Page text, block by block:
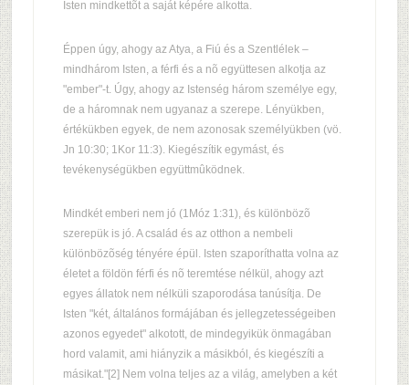
Isten mindkettõt a saját képére alkotta.
Éppen úgy, ahogy az Atya, a Fiú és a Szentlélek –
mindhárom Isten, a férfi és a nõ együttesen alkotja az
"ember"-t. Úgy, ahogy az Istenség három személye egy,
de a háromnak nem ugyanaz a szerepe. Lényükben,
értékükben egyek, de nem azonosak személyükben (vö.
Jn 10:30; 1Kor 11:3). Kiegészítik egymást, és
tevékenységükben együttmûködnek.
Mindkét emberi nem jó (1Móz 1:31), és különbözõ
szerepük is jó. A család és az otthon a nembeli
különbözõség tényére épül. Isten szaporíthatta volna az
életet a földön férfi és nõ teremtése nélkül, ahogy azt
egyes állatok nem nélküli szaporodása tanúsítja. De
Isten "két, általános formájában és jellegzetességeiben
azonos egyedet" alkotott, de mindegyikük önmagában
hord valamit, ami hiányzik a másikból, és kiegészíti a
másikat."[2] Nem volna teljes az a világ, amelyben a két